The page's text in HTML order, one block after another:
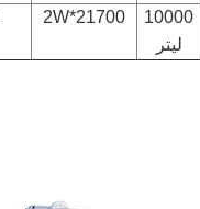
10000
لیتر
21700*2W